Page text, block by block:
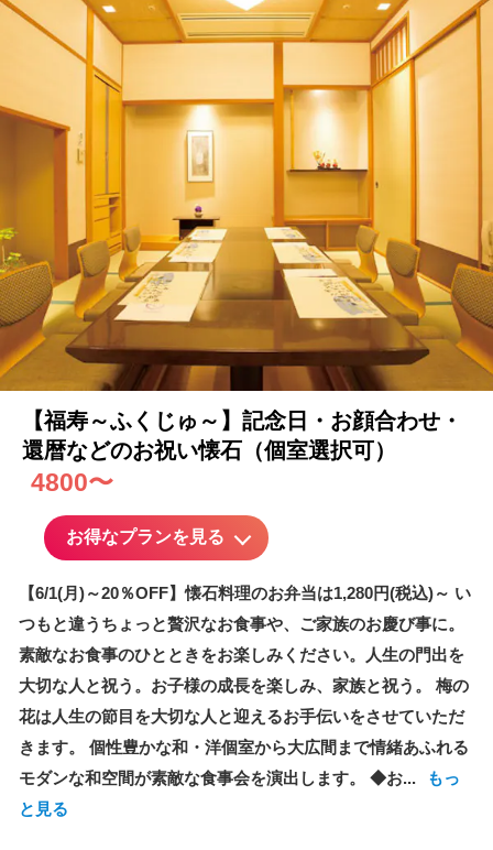
【福寿～ふくじゅ～】 記念日 ・お顔合わせ・
還暦などのお祝い懐石（個室選択可）
4800〜
お得なプランを見る
【6/1(月)～20％OFF】懐石料理のお弁当は1,280円(税込)～ い
つもと違うちょっと贅沢なお食事や、ご家族のお慶び事に。
素敵なお食事のひとときをお楽しみください。人生の門出を
大切な人と祝う。お子様の成長を楽しみ、家族と祝う。 梅の
花は人生の節目を大切な人と迎えるお手伝いをさせていただ
きます。 個性豊かな和・洋個室から大広間まで情緒あふれる
モダンな和空間が素敵な食事会を演出します。 ◆お...
もっ
と見る